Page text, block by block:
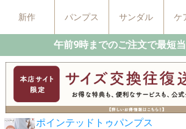
新作 パンプス サンダル ケ
午前9時までのご注文で最短
ポインテッドトゥパンプス